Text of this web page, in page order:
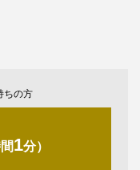
ちの方
1分）